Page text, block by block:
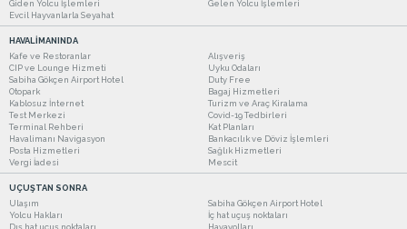
Giden Yolcu İşlemleri
Gelen Yolcu İşlemleri
Evcil Hayvanlarla Seyahat
HAVALİMANINDA
Kafe ve Restoranlar
Alışveriş
CIP ve Lounge Hizmeti
Uyku Odaları
Sabiha Gökçen Airport Hotel
Duty Free
Otopark
Bagaj Hizmetleri
Kablosuz İnternet
Turizm ve Araç Kiralama
Test Merkezi
Covid-19 Tedbirleri
Terminal Rehberi
Kat Planları
Havalimanı Navigasyon
Bankacılık ve Döviz İşlemleri
Posta Hizmetleri
Sağlık Hizmetleri
Vergi İadesi
Mescit
UÇUŞTAN SONRA
Ulaşım
Sabiha Gökçen Airport Hotel
Yolcu Hakları
İç hat uçuş noktaları
Dış hat uçuş noktaları
Havayolları